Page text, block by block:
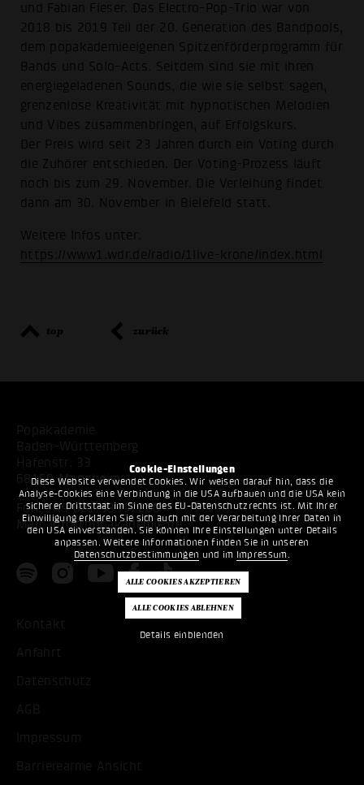
Cookie-Einstellungen
Diese Website verwendet Cookies. Wir weisen darauf hin, dass die
Analyse-Cookies eine Verbindung in die USA aufbauen und die USA kein
sicherer Drittstaat im Sinne des EU-Datenschutzrechts ist. Mit Ihrer
Einwilligung erklären Sie sich auch mit der Verarbeitung Ihrer Daten in
den USA einverstanden. Sie können Ihre Einstellungen unter Details
anpassen. Weitere Informationen finden Sie in unseren
Datenschutzbestimmungen und im Impressum .
Details einblenden
und Fabian Fieser. Das Electro-Pop-Trio war von
2018 bis 2019 Teil der 20. Generation des Bandpools,
dem popakademieeigenen Spitzenförderprogramm für
Bands und Solo-Acts. Seitdem sind sie mit ihren
energiegeladenen Sounds, die wie sie selbst sagen,
grenzenlose Kreativität mit hypnotischen Melodien
und Vibes zusammenbringen, auf Erfolgskurs.
Der Preis wird seit 23 Jahren durch ein Voting durch
die Zuhörer entschieden. Der Voting-Prozess läuft
noch bis zum 29. November. Die Verleihung findet
dann am 30. November in Bielefeld statt.
Weitere Infos unter:
https://www1.wdr.de/radio/1live-krone/index.html
top zurück
Popakademie
Baden-Württemberg
Hafenstr. 33
68159 Mannheim
Fon:+49 621 53397200
Mail:info@popakademie.de
Kontakt
Anfahrt
Datenschutz
AGB
Impressum
Barrierearme Ansicht